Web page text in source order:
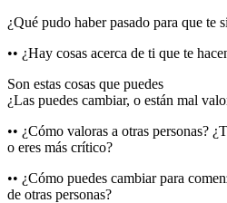
¿Qué pudo haber pasado para que te
•• ¿Hay cosas acerca de ti que te
Son estas cosas que puedes
¿Las puedes cambiar, o están mal
•• ¿Cómo valoras a otras personas?
o eres más crítico?
•• ¿Cómo puedes cambiar para
de otras personas?